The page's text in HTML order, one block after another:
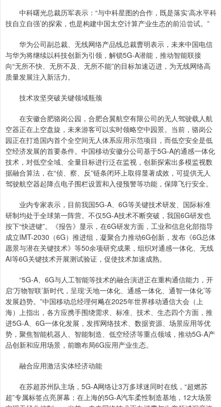
中科曙光总裁历军表示：“与中科星图的合作，既是落实‘高水平科
技自立自强’的探索，也是构建中国太空计算产业生态的前沿尝试。”
华为公司副总裁、无线网络产品线总裁曹明表示，未来中国电信
与华为将继续以科技创新为引领，解锁5G-A潜能，推动智能联接
向“无所不快、无所不及、无所不能”的目标加速迈进，为无线网络高
质量发展注入新活力。
技术攻坚突破关键领域瓶颈
在安徽合肥骆岗公园，合肥合翼航空有限公司的无人驾驶载人航
空器正在上空盘旋，未来游客可以实时领略空中园景。当前，骆岗公
园正在打造国内首个全空间无人体系应用示范项目，而低空安全是低
空经济发展的首要条件。中国移动安徽分公司基于5G-A的通感一体化
技术，对低空全域、全量目标进行泛在监视，创新探索出多模监视数
据融合算法，在“侦、察、反”链条闭环上取得显著成效，可提供无人
驾驶航空器起降点电子围栏设置和入侵预警等功能，保障飞行安全。
业内专家表示，目前我国5G-A、6G等关键技术研发、国际标准
研制均处于全球第一阵营。不仅5G-A技术不断突破，我国6G研发也
按下“快进键”。《报告》显示，在6G研发方面，工业和信息化部指导
成立IMT-2030（6G）推进组，凝聚合力推动6G创新，发布《6G总体
愿景与潜在关键技术》等50余项研究成果，组织对通感一体化、无线
AI等6G关键技术开展测试验证，促使技术加速成熟。
“5G-A、6G与人工智能等技术的融合演进正在重构通信能力，开
启‘万物智联’新时代，呈现‘天地一体化、通感一体化、通智一体化’等
发展趋势。”中国移动总经理何飚在2025年世界移动通信大会（上
海）上指出，各方应携手围绕需求、标准、技术、生态四个方面，推
进5G-A、6G一体化发展，发挥网络技术、数据资源、场景应用等优
势，聚焦智能机器人、智能制造、低空经济等重点领域，推动5G-A产
品创新和应用场景，前瞻布局6G应用产业生态。
融合应用激活实体经济动能
在苏超苏州队主场，5G-A网络让3万多球迷同时在线，“超燃苏
超”专属标签点亮屏幕；在上海的5G-A汽车柔性制造基地，12大场景